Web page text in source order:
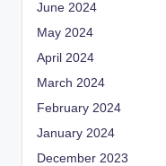
June 2024
May 2024
April 2024
March 2024
February 2024
January 2024
December 2023